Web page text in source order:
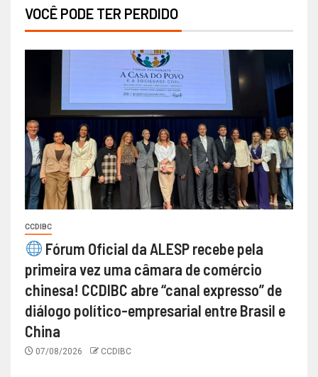
VOCÊ PODE TER PERDIDO
CCDIBC
Fórum Oficial da ALESP recebe pela
primeira vez uma câmara de comércio
chinesa! CCDIBC abre “canal expresso” de
diálogo político-empresarial entre Brasil e
China
07/08/2026 CCDIBC